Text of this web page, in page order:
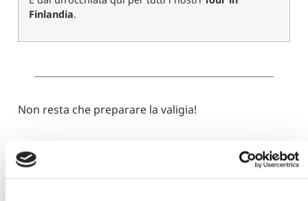
Finlandia.
Non resta che preparare la valigia!
Scritto da: